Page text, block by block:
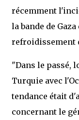
récemment
la bande de
refroidissement
"Dans le passé,
Turquie avec
tendance était
concernant le